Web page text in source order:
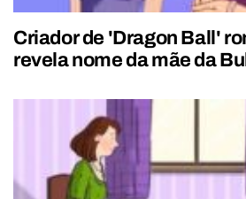
Criador de 'Dragon Ball'
revela nome da mãe da